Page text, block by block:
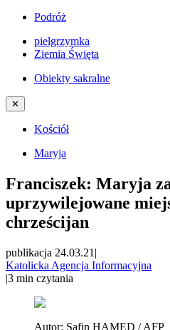
Podróż
pielgrzymka
Ziemia Święta
Obiekty sakralne
✕
Kościół
Maryja
Franciszek: Maryja
uprzywilejowane
chrześcijan
publikacja 24.03.21 |
Katolicka Agencja Informacyjna
|3 min czytania
Autor: Safin HAMED / AFP